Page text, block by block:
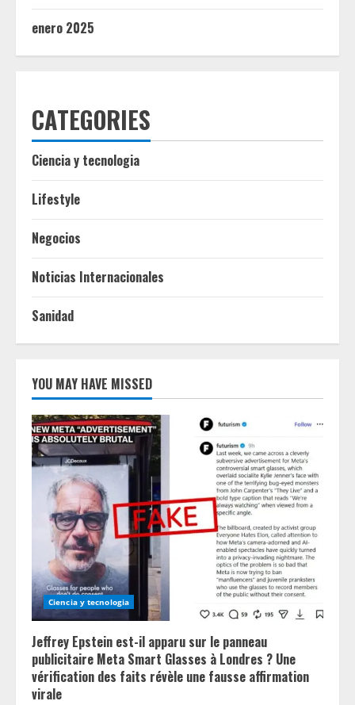
enero 2025
CATEGORIES
Ciencia y tecnologia
Lifestyle
Negocios
Noticias Internacionales
Sanidad
YOU MAY HAVE MISSED
Ciencia y tecnologia
Jeffrey Epstein est-il apparu sur le panneau
publicitaire Meta Smart Glasses à Londres ? Une
vérification des faits révèle une fausse affirmation
virale